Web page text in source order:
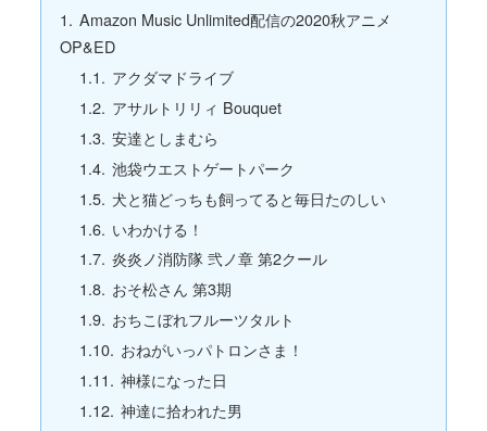
Amazon Music Unlimited配信の2020秋アニメ
OP&ED
アクダマドライブ
アサルトリリィ Bouquet
安達としまむら
池袋ウエストゲートパーク
犬と猫どっちも飼ってると毎日たのしい
いわかける！
炎炎ノ消防隊 弐ノ章 第2クール
おそ松さん 第3期
おちこぼれフルーツタルト
おねがいっパトロンさま！
神様になった日
神達に拾われた男